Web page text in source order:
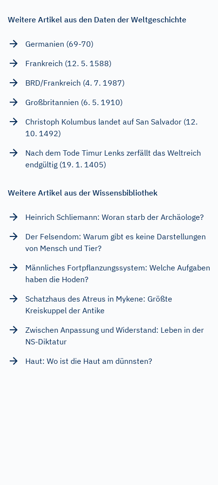
Weitere Artikel aus den Daten der Weltgeschichte
Germanien (69-70)
Frankreich (12. 5. 1588)
BRD/Frankreich (4. 7. 1987)
Großbritannien (6. 5. 1910)
Christoph Kolumbus landet auf San Salvador (12.
10. 1492)
Nach dem Tode Timur Lenks zerfällt das Weltreich
endgültig (19. 1. 1405)
Weitere Artikel aus der Wissensbibliothek
Heinrich Schliemann: Woran starb der Archäologe?
Der Felsendom: Warum gibt es keine Darstellungen
von Mensch und Tier?
Männliches Fortpflanzungssystem: Welche Aufgaben
haben die Hoden?
Schatzhaus des Atreus in Mykene: Größte
Kreiskuppel der Antike
Zwischen Anpassung und Widerstand: Leben in der
NS-Diktatur
Haut: Wo ist die Haut am dünnsten?